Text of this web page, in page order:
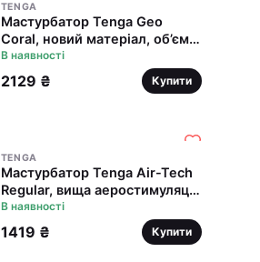
TENGA
Мастурбатор Tenga Geo
Coral, новий матеріал, об’ємні
зірки, новий ступінь розвитку
Tenga Egg
В наявності
2129 ₴ Купити
TENGA
Мастурбатор Tenga Air-Tech
Regular, вища аеростимуляція
та всмоктувальний ефект
В наявності
1419 ₴ Купити